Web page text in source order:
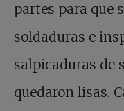
partes para que
soldaduras e
salpicaduras de
quedaron lisas.